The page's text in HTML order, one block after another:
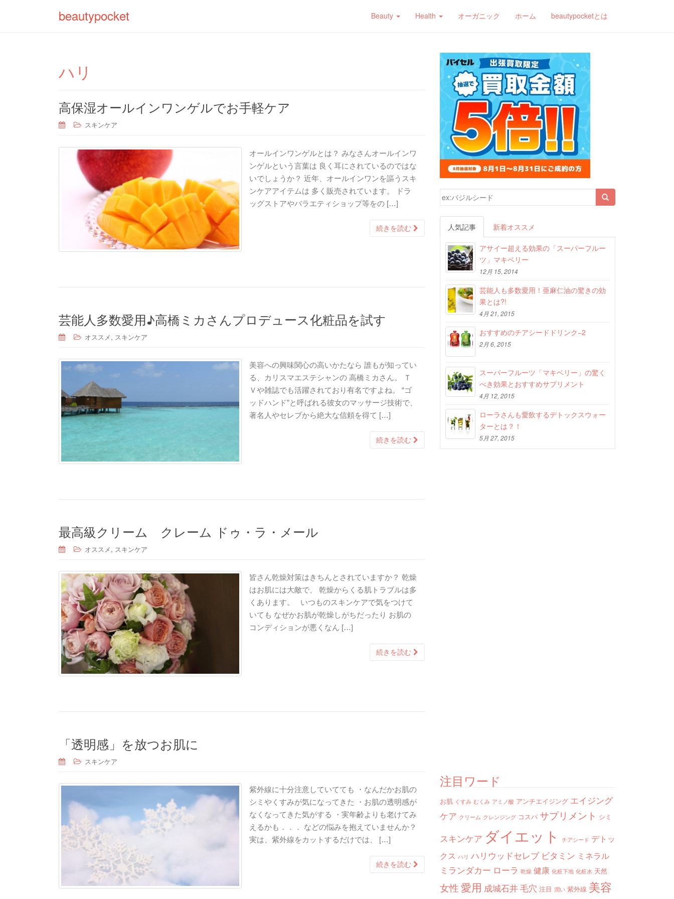
beautypocket Beauty Health オーガニック ホーム beautypocketとは
ハリ
高保湿オールインワンゲルでお手軽ケア
スキンケア
オールインワンゲルとは？ みなさんオールインワ
ンゲルという言葉は 良く耳にされているのではな
いでしょうか？ 近年、オールインワンを謳うスキ
ンケアアイテムは 多く販売されています。 ドラ
ッグストアやバラエティショップ等をの […]
続きを読む
芸能人多数愛用♪高橋ミカさんプロデュース化粧品を試す
オススメ, スキンケア
美容への興味関心の高いかたなら 誰もが知ってい
る、カリスマエステシャンの 高橋ミカさん。 Ｔ
Ｖや雑誌でも活躍されており有名ですよね。 “ゴ
ッドハンド”と呼ばれる彼女のマッサージ技術で、
著名人やセレブから絶大な信頼を得て […]
続きを読む
最高級クリーム クレーム ドゥ・ラ・メール
オススメ, スキンケア
皆さん乾燥対策はきちんとされていますか？ 乾燥
はお肌には大敵で、 乾燥からくる肌トラブルは多
くあります。 いつものスキンケアで気をつけて
いても なぜかお肌が乾燥しがちだったり お肌の
コンディションが悪くなん […]
続きを読む
「透明感」を放つお肌に
スキンケア
紫外線に十分注意していてても ・なんだかお肌の
シミやくすみが気になってきた ・お肌の透明感が
なくなってきた気がする ・実年齢よりも老けてみ
えるかも．．． などの悩みを抱えていませんか？
実は、紫外線をカットするだけでは、 […]
続きを読む
検索結果:
人気記事 新着オススメ
アサイー超える効果の「スーパーフルー
ツ」マキベリー
12月 15, 2014
芸能人も多数愛用！亜麻仁油の驚きの効
果とは?!
4月 21, 2015
おすすめのチアシードドリンク−2
2月 6, 2015
スーパーフルーツ「マキベリー」の驚く
べき効果とおすすめサプリメント
4月 12, 2015
ローラさんも愛飲するデトックスウォー
ターとは？！
5月 27, 2015
注目ワード
お肌 くすみ むくみ アミノ酸 アンチエイジング エイジング
ケア クリーム クレンジング コスパ サプリメント シミ
スキンケア ダイエット チアシード デトッ
クス ハリ ハリウッドセレブ ビタミン ミネラル
ミランダカー ローラ 乾燥 健康 化粧下地 化粧水 天然
女性愛用 成城石井毛穴 注目 潤い 紫外線 美容